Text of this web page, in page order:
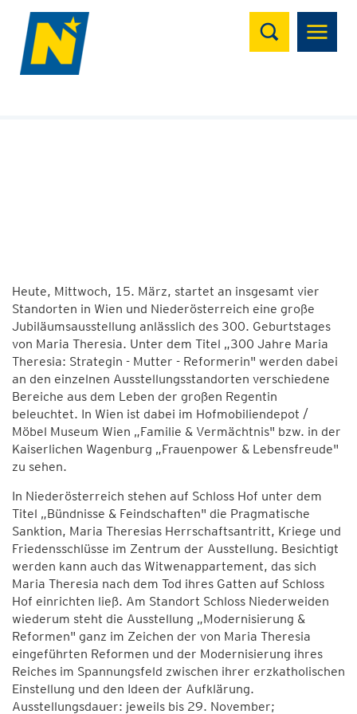
Suchen
Heute, Mittwoch, 15. März, startet an insgesamt vier
Standorten in Wien und Niederösterreich eine große
Jubiläumsausstellung anlässlich des 300. Geburtstages
von Maria Theresia. Unter dem Titel „300 Jahre Maria
Theresia: Strategin - Mutter - Reformerin" werden dabei
an den einzelnen Ausstellungsstandorten verschiedene
Bereiche aus dem Leben der großen Regentin
beleuchtet. In Wien ist dabei im Hofmobiliendepot /
Möbel Museum Wien „Familie & Vermächtnis" bzw. in der
Kaiserlichen Wagenburg „Frauenpower & Lebensfreude"
zu sehen.
In Niederösterreich stehen auf Schloss Hof unter dem
Titel „Bündnisse & Feindschaften" die Pragmatische
Sanktion, Maria Theresias Herrschaftsantritt, Kriege und
Friedensschlüsse im Zentrum der Ausstellung. Besichtigt
werden kann auch das Witwenappartement, das sich
Maria Theresia nach dem Tod ihres Gatten auf Schloss
Hof einrichten ließ. Am Standort Schloss Niederweiden
wiederum steht die Ausstellung „Modernisierung &
Reformen" ganz im Zeichen der von Maria Theresia
eingeführten Reformen und der Modernisierung ihres
Reiches im Spannungsfeld zwischen ihrer erzkatholischen
Einstellung und den Ideen der Aufklärung.
Ausstellungsdauer: jeweils bis 29. November;